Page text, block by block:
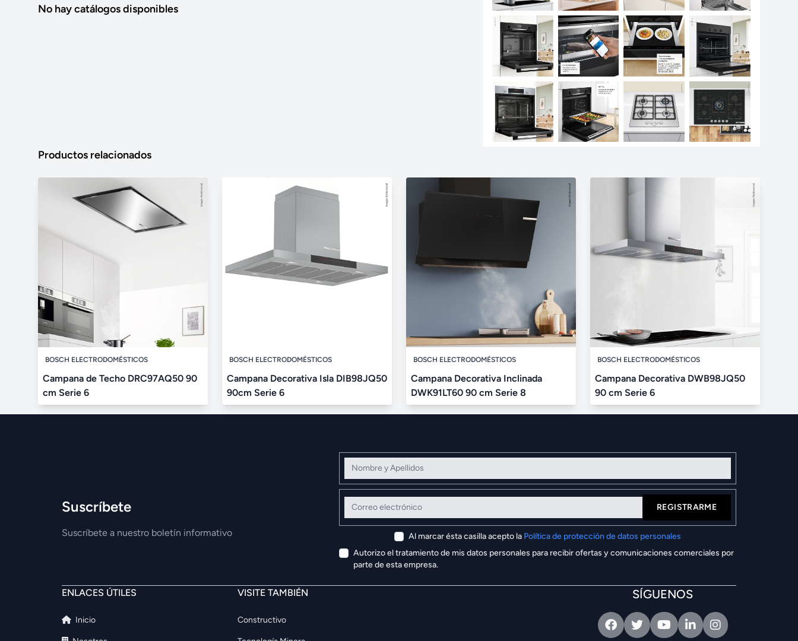
No hay catálogos disponibles
Productos relacionados
BOSCH ELECTRODOMÉSTICOS
Campana de Techo DRC97AQ50 90
cm Serie 6
BOSCH ELECTRODOMÉSTICOS
Campana Decorativa Isla DIB98JQ50
90cm Serie 6
BOSCH ELECTRODOMÉSTICOS
Campana Decorativa Inclinada
DWK91LT60 90 cm Serie 8
BOSCH ELECTRODOMÉSTICOS
Campana Decorativa DWB98JQ50
90 cm Serie 6
Suscríbete
Suscríbete a nuestro boletín informativo
Nombre y Apellidos
Correo electrónico
REGISTRARME
Al marcar ésta casilla acepto la Política de protección de datos personales
Autorizo el tratamiento de mis datos personales para recibir ofertas y comunicaciones comerciales por
parte de esta empresa.
ENLACES ÚTILES
Inicio
VISITE TAMBIÉN
Constructivo
SÍGUENOS
FacebookTwitterYoutubeLinkedinIntagram